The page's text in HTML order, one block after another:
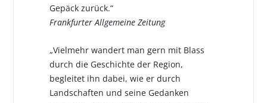
Gepäck zurück.“
Frankfurter Allgemeine Zeitung
„Vielmehr wandert man gern mit Blass
durch die Geschichte der Region,
begleitet ihn dabei, wie er durch
Landschaften und seine Gedanken